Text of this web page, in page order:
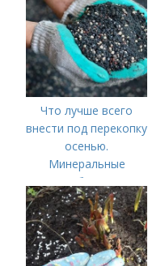
Что лучше всего
внести под перекопку
осенью.
Минеральные
удобрения